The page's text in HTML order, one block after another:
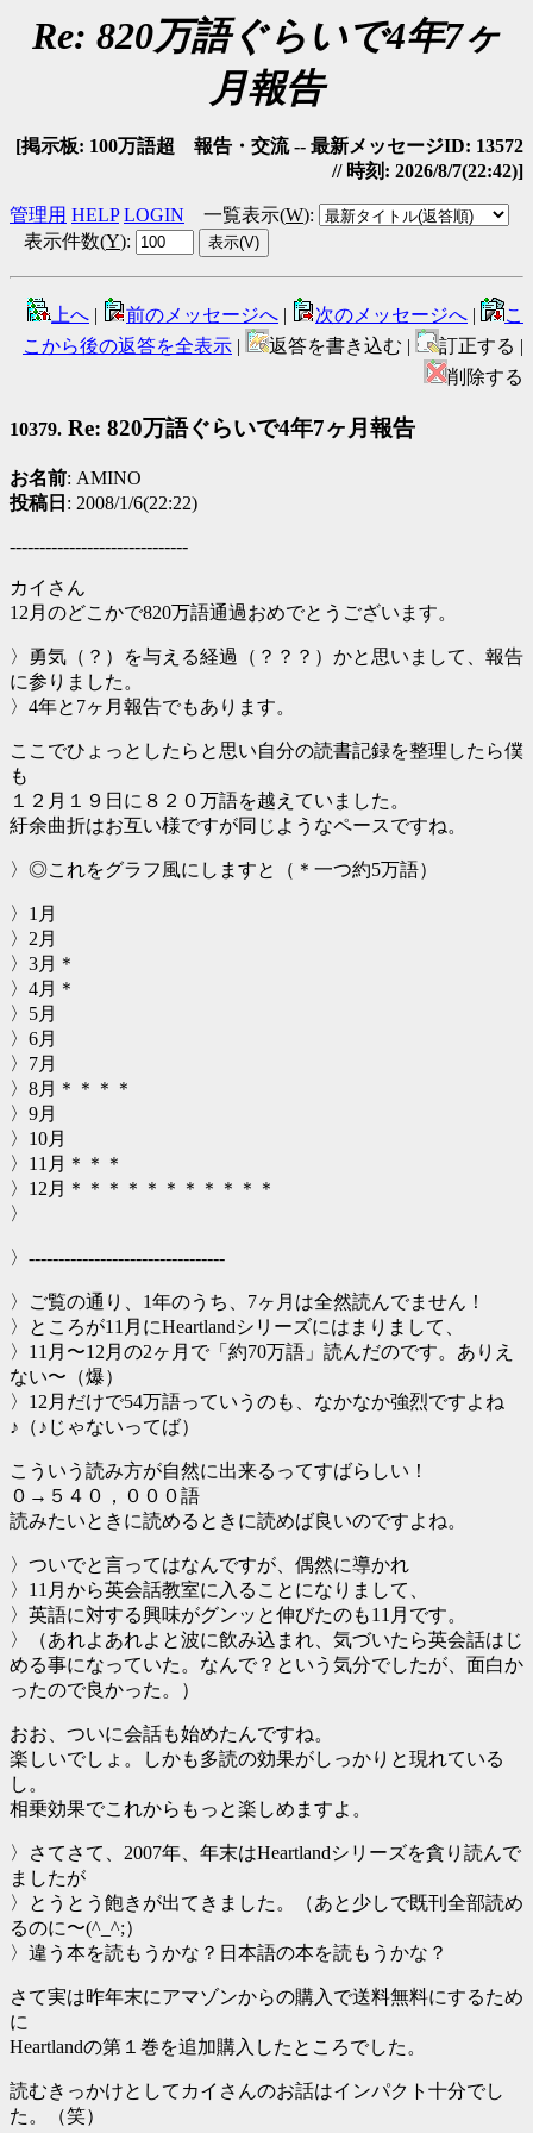
Re: 820万語ぐらいで4年7ヶ
月報告
[掲示板: 100万語超 報告・交流 -- 最新メッセージID: 13572
// 時刻: 2026/8/7(22:42)]
管理用 HELP LOGIN 一覧表示(W):
表示件数(Y):
上へ | 前のメッセージへ | 次のメッセージへ |
こ
こから後の返答を全表示 | 返答を書き込む |
訂正する |
削除する
10379. Re: 820万語ぐらいで4年7ヶ月報告
お名前: AMINO
投稿日 : 2008/1/6(22:22)
------------------------------
カイさん
12月のどこかで820万語通過おめでとうございます。
〉勇気（？）を与える経過（？？？）かと思いまして、報告
に参りました。
〉4年と7ヶ月報告でもあります。
ここでひょっとしたらと思い自分の読書記録を整理したら僕
も
１２月１９日に８２０万語を越えていました。
紆余曲折はお互い様ですが同じようなペースですね。
〉◎これをグラフ風にしますと（＊一つ約5万語）
〉1月
〉2月
〉3月＊
〉4月＊
〉5月
〉6月
〉7月
〉8月＊＊＊＊
〉9月
〉10月
〉11月＊＊＊
〉12月＊＊＊＊＊＊＊＊＊＊＊
〉
〉---------------------------------
〉ご覧の通り、1年のうち、7ヶ月は全然読んでません！
〉ところが11月にHeartlandシリーズにはまりまして、
〉11月〜12月の2ヶ月で「約70万語」読んだのです。ありえ
ない〜（爆）
〉12月だけで54万語っていうのも、なかなか強烈ですよね
♪（♪じゃないってば）
こういう読み方が自然に出来るってすばらしい！
０→５４０，０００語
読みたいときに読めるときに読めば良いのですよね。
〉ついでと言ってはなんですが、偶然に導かれ
〉11月から英会話教室に入ることになりまして、
〉英語に対する興味がグンッと伸びたのも11月です。
〉（あれよあれよと波に飲み込まれ、気づいたら英会話はじ
める事になっていた。なんで？という気分でしたが、面白か
ったので良かった。）
おお、ついに会話も始めたんですね。
楽しいでしょ。しかも多読の効果がしっかりと現れている
し。
相乗効果でこれからもっと楽しめますよ。
〉さてさて、2007年、年末はHeartlandシリーズを貪り読んで
ましたが
〉とうとう飽きが出てきました。（あと少しで既刊全部読め
るのに〜(^_^;）
〉違う本を読もうかな？日本語の本を読もうかな？
さて実は昨年末にアマゾンからの購入で送料無料にするため
に
Heartlandの第１巻を追加購入したところでした。
読むきっかけとしてカイさんのお話はインパクト十分でし
た。（笑）